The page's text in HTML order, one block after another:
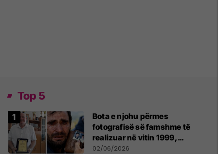
Top 5
Bota e njohu përmes
fotografisë së famshme të
realizuar në vitin 1999,
pensionohet Xajë Mustafa
02/06/2026